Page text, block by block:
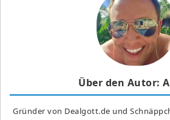
Über den Autor:
Gründer von Dealgott.de und